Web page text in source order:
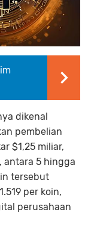
dikenal
pembelian
$1,25 miliar,
antara 5 hingga
tersebut
per koin,
perusahaan